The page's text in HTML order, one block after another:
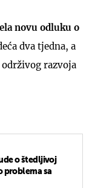
novu odluku o
dva tjedna, a
razvoja
o štedljivoj
problema sa